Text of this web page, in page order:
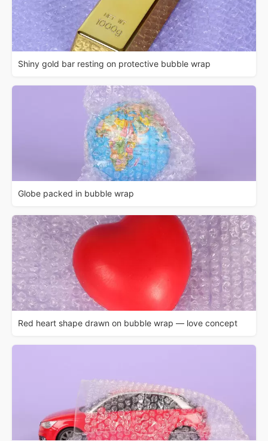
Shiny gold bar resting on protective bubble wrap
Globe packed in bubble wrap
Red heart shape drawn on bubble wrap — love concept